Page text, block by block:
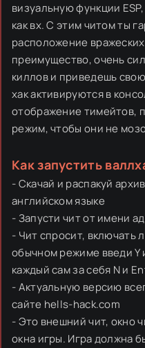
визуальную функции
как вх. С этим читом ты
расположение
преимущество, очень
киллов и приведешь
хак активируются в
отображение тимейтов,
режим, чтобы они не
Как запустить
- Скачай и распакуй
английском языке
- Запусти чит от имени
- Чит спросит, включать
обычном режиме введи Y
каждый сам за себя N и
- Актуальную версию
сайте hells-hack.com
- Это внешний чит, окно
окна игры. Игра должна